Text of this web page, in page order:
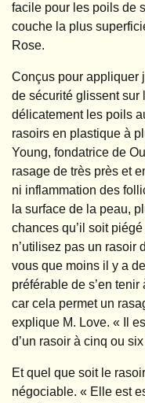
facile pour les poils de
couche la plus
Rose.
Conçus pour appliquer
de sécurité glissent sur
délicatement les poils
rasoirs en plastique à
Young, fondatrice de
rasage de très près et
ni inflammation des
la surface de la peau,
chances qu’il soit
n’utilisez pas un rasoir
vous que moins il y a
préférable de s’en
car cela permet un
explique M. Love. « Il
d’un rasoir à cinq ou
Et quel que soit le
négociable. « Elle est